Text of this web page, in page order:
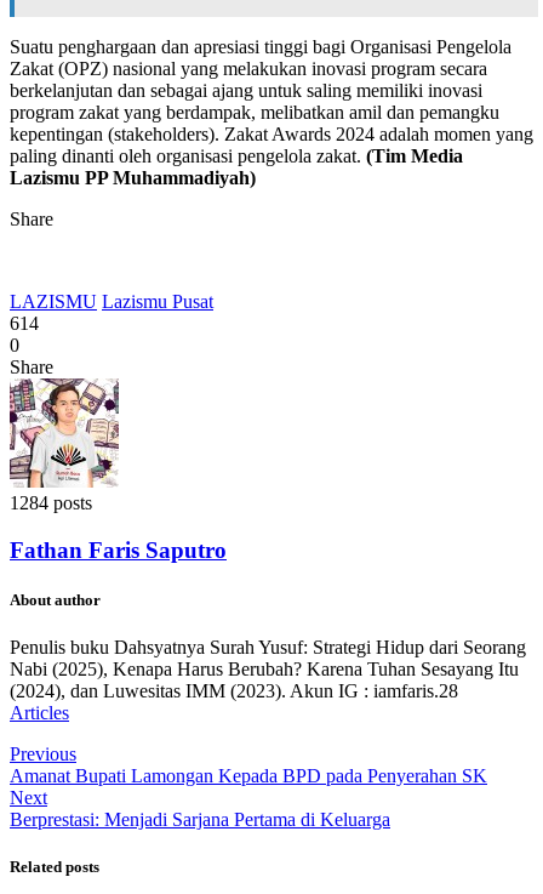
Suatu penghargaan dan apresiasi tinggi bagi Organisasi Pengelola
Zakat (OPZ) nasional yang melakukan inovasi program secara
berkelanjutan dan sebagai ajang untuk saling memiliki inovasi
program zakat yang berdampak, melibatkan amil dan pemangku
kepentingan (stakeholders). Zakat Awards 2024 adalah momen yang
paling dinanti oleh organisasi pengelola zakat. (Tim Media
Lazismu PP Muhammadiyah)
Share
LAZISMU Lazismu Pusat
614
0
Share
1284 posts
Fathan Faris Saputro
About author
Penulis buku Dahsyatnya Surah Yusuf: Strategi Hidup dari Seorang
Nabi (2025), Kenapa Harus Berubah? Karena Tuhan Sesayang Itu
(2024), dan Luwesitas IMM (2023). Akun IG : iamfaris.28
Articles
Previous
Amanat Bupati Lamongan Kepada BPD pada Penyerahan SK
Next
Berprestasi: Menjadi Sarjana Pertama di Keluarga
Related posts